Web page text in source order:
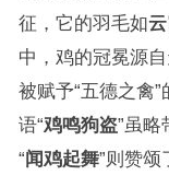
征，它的羽毛如
中，鸡的冠冕源
被赋予“五德之禽
语“鸡鸣狗盗”虽略
“闻鸡起舞”则赞颂